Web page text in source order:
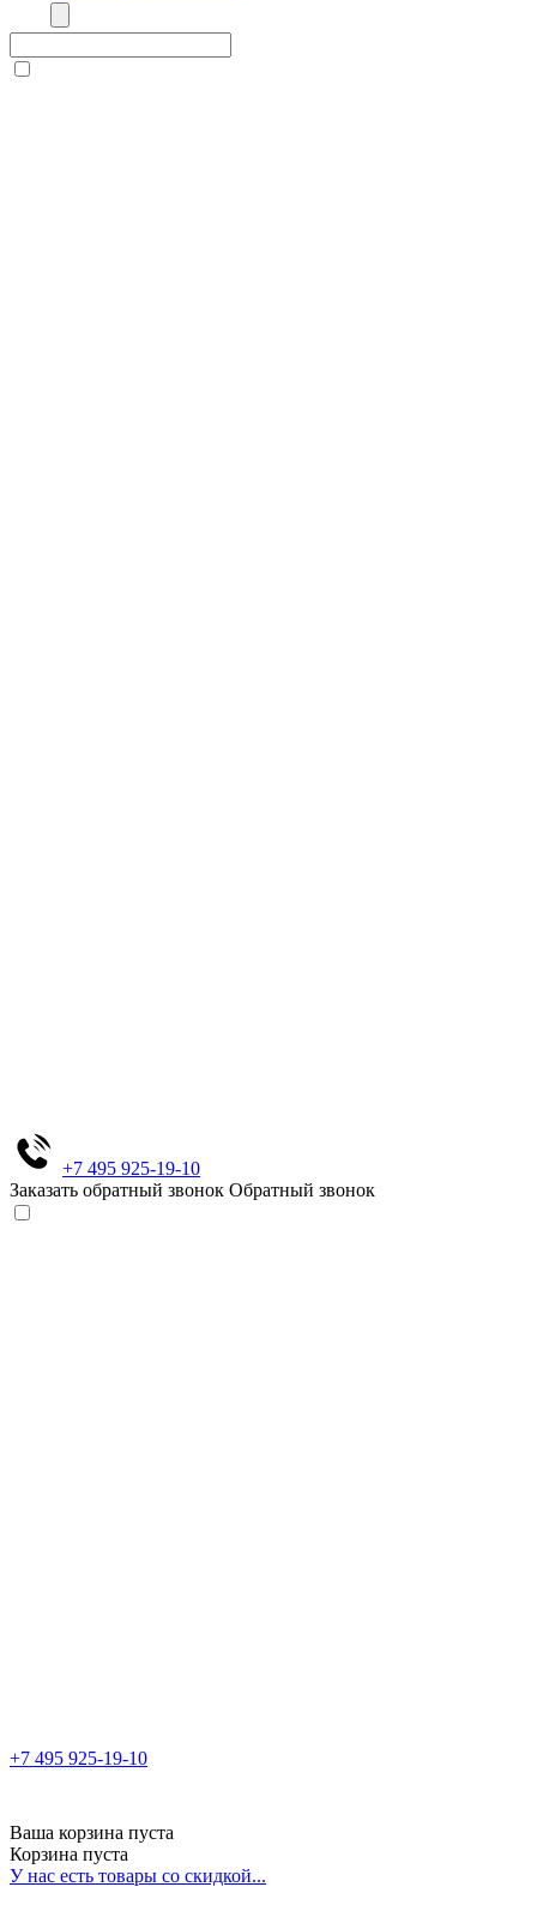
+7 495 925-19-10
Заказать обратный звонок Обратный звонок
+7 495 925-19-10
Ваша корзина пуста
Корзина пуста
У нас есть товары со скидкой...